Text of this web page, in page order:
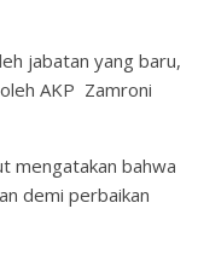
jabatan yang baru,
AKP Zamroni
mengatakan bahwa
demi perbaikan